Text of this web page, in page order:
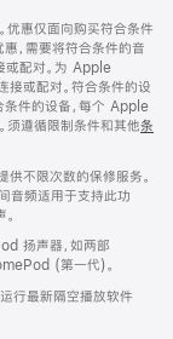
优惠仅面向购买符合条件
，需要将符合条件的音
配对。为 Apple
或配对。符合条件的设
条件的设备，每个 Apple
须遵循限制条件和其他条
不限次数的保修服务。
频适用于支持此功
扬声器，如两部
(第一代)。
行最新隔空播放软件